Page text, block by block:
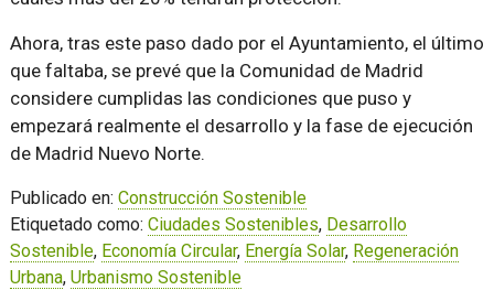
Ahora, tras este paso dado por el Ayuntamiento, el último
que faltaba, se prevé que la Comunidad de Madrid
considere cumplidas las condiciones que puso y
empezará realmente el desarrollo y la fase de ejecución
de Madrid Nuevo Norte.
Publicado en: Construcción Sostenible
Etiquetado como: Ciudades Sostenibles, Desarrollo
Sostenible, Economía Circular, Energía Solar, Regeneración
Urbana, Urbanismo Sostenible